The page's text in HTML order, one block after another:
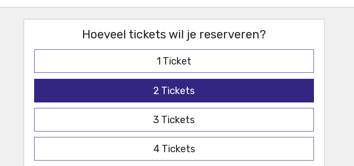
Hoeveel tickets wil je reserveren?
1 Ticket
2 Tickets
3 Tickets
4 Tickets